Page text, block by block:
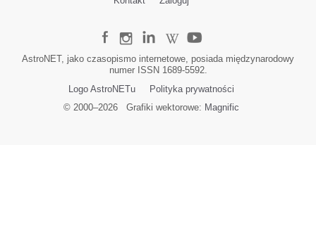
AstroNET, jako czasopismo internetowe, posiada międzynarodowy
numer ISSN 1689-5592.
Logo AstroNETu
Polityka prywatności
© 2000–2026Grafiki wektorowe: Magnific